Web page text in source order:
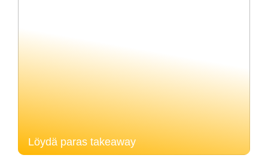
Löydä paras takeaway